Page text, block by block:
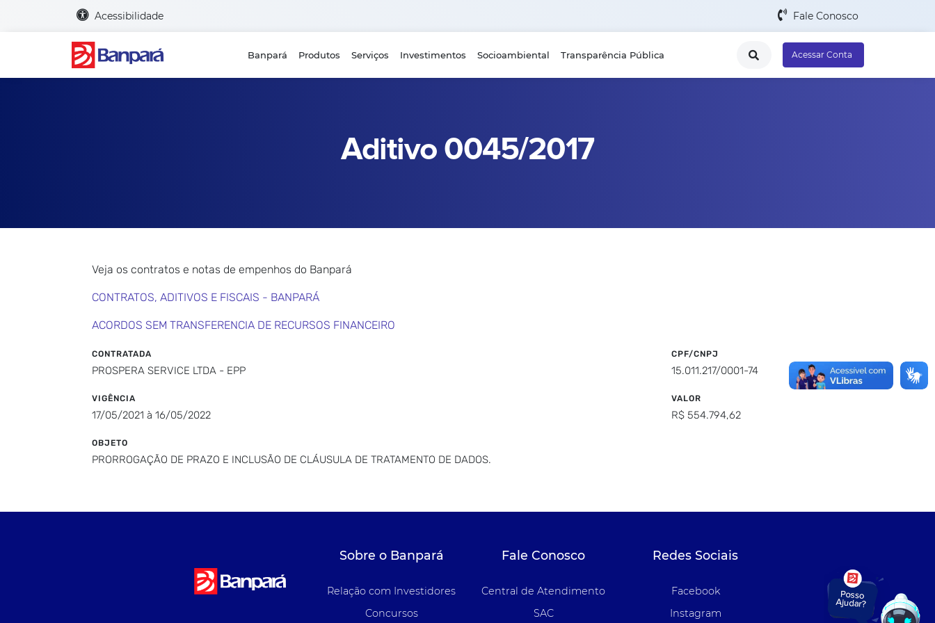
Acessibilidade Fale Conosco
Banpará Produtos Serviços Investimentos Socioambiental Transparência Pública Acessar Conta
Aditivo 0045/2017
Veja os contratos e notas de empenhos do Banpará
CONTRATOS, ADITIVOS E FISCAIS - BANPARÁ
ACORDOS SEM TRANSFERENCIA DE RECURSOS FINANCEIRO
CONTRATADA
PROSPERA SERVICE LTDA - EPP
CPF/CNPJ
15.011.217/0001-74
VIGÊNCIA
17/05/2021 à 16/05/2022
VALOR
R$ 554.794,62
OBJETO
PRORROGAÇÃO DE PRAZO E INCLUSÃO DE CLÁUSULA DE TRATAMENTO DE DADOS.
Sobre o Banpará
Relação com Investidores
Concursos
Fale Conosco
Central de Atendimento
SAC
Redes Sociais
Facebook
Instagram